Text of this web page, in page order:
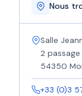
Nous
Salle
2
54350
+33 (0)3